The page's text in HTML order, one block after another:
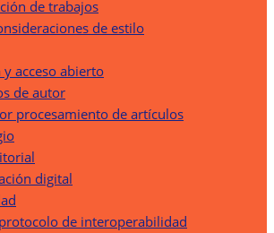
de trabajos
de estilo
y acceso abierto
de autor
procesamiento de artículos
digital
de interoperabilidad